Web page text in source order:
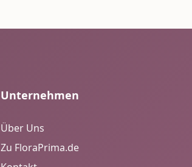
Unternehmen
Über Uns
Zu FloraPrima.de